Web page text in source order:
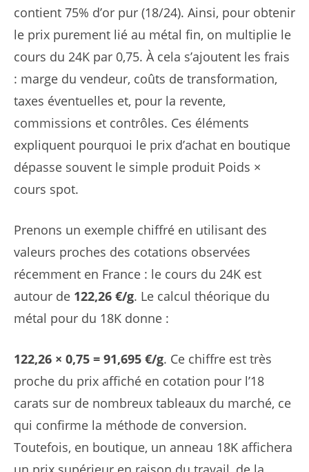
contient 75% d’or pur (18/24). Ainsi, pour obtenir
le prix purement lié au métal fin, on multiplie le
cours du 24K par 0,75. À cela s’ajoutent les frais
: marge du vendeur, coûts de transformation,
taxes éventuelles et, pour la revente,
commissions et contrôles. Ces éléments
expliquent pourquoi le prix d’achat en boutique
dépasse souvent le simple produit Poids ×
cours spot.
Prenons un exemple chiffré en utilisant des
valeurs proches des cotations observées
récemment en France : le cours du 24K est
autour de 122,26 €/g. Le calcul théorique du
métal pour du 18K donne :
122,26 × 0,75 = 91,695 €/g. Ce chiffre est très
proche du prix affiché en cotation pour l’18
carats sur de nombreux tableaux du marché, ce
qui confirme la méthode de conversion.
Toutefois, en boutique, un anneau 18K affichera